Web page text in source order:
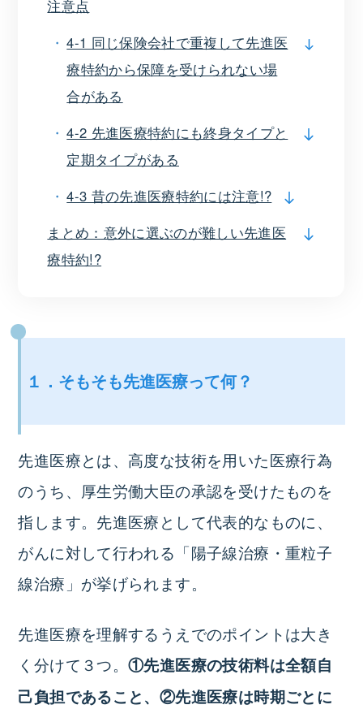
注意点
4-1 同じ保険会社で重複して先進医
療特約から保障を受けられない場
合がある
4-2 先進医療特約にも終身タイプと
定期タイプがある
4-3 昔の先進医療特約には注意!?
まとめ：意外に選ぶのが難しい先進医
療特約!?
１．そもそも先進医療って何？
先進医療とは、高度な技術を用いた医療行為
のうち、厚生労働大臣の承認を受けたものを
指します。先進医療として代表的なものに、
がんに対して行われる「陽子線治療・重粒子
線治療」が挙げられます。
先進医療を理解するうえでのポイントは大き
く分けて３つ。①先進医療の技術料は全額自
己負担であること、②先進医療は時期ごとに